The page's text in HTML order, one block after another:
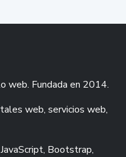
web. Fundada en 2014.
web, servicios web,
Bootstrap,